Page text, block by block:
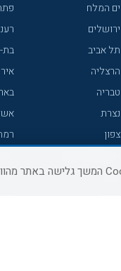
ים המלח
ירושלים
תל אביב
הרצליה
טבריה
נצרת
צפון
נתניה
עכו